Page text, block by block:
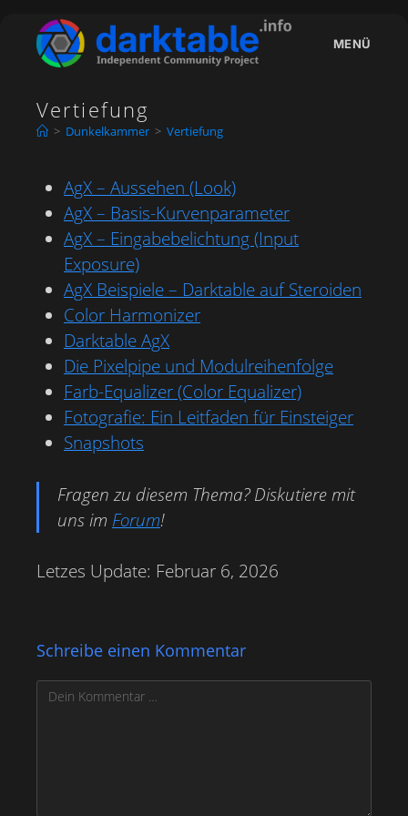
springen
MENÜ
Vertiefung
> Dunkelkammer > Vertiefung
AgX – Aussehen (Look)
AgX – Basis-Kurvenparameter
AgX – Eingabebelichtung (Input
Exposure)
AgX Beispiele – Darktable auf Steroiden
Color Harmonizer
Darktable AgX
Die Pixelpipe und Modulreihenfolge
Farb-Equalizer (Color Equalizer)
Fotografie: Ein Leitfaden für Einsteiger
Snapshots
Fragen zu diesem Thema? Diskutiere mit
uns im Forum!
Letzes Update: Februar 6, 2026
Schreibe einen Kommentar
Kommentar